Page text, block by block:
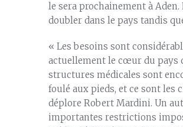
le sera prochainement à
doubler dans le pays tandis
« Les besoins sont
actuellement le cœur du pays
structures médicales sont
foulé aux pieds, et ce sont
déplore Robert Mardini. Un
importantes restrictions